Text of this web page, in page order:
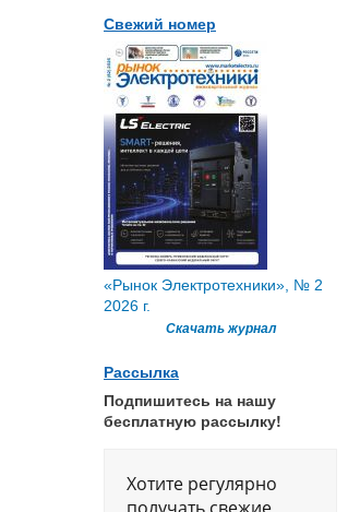
Свежий номер
«Рынок Электротехники», № 2
2026 г.
Скачать журнал
Рассылка
Подпишитесь на нашу
бесплатную рассылку!
Хотите регулярно